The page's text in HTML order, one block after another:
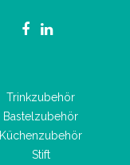
Trinkzubehör
Bastelzubehör
Küchenzubehör
Stift